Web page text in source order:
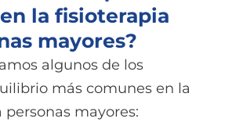
la fisioterapia
mayores?
algunos de los
más comunes en la
mayores: